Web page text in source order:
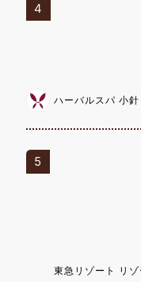
4
ハーバルスパ 小針
5
東急リゾート リ